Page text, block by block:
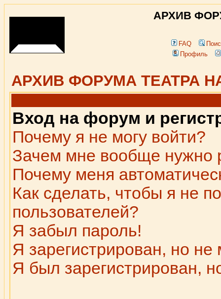
АРХИВ
FAQ
Профиль
АРХИВ ФОРУМА ТЕАТРА
Вход на форум и
Почему я не могу войти?
Зачем мне вообще нужно
Почему меня
Как сделать, чтобы я не
пользователей?
Я забыл пароль!
Я зарегистрирован, но не
Я был зарегистрирован,